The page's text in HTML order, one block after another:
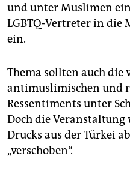
und unter Muslimen
LGBTQ-Vertreter in die
ein.
Thema sollten auch die
antimuslimischen und
Ressentiments unter
Doch die Veranstaltung
Drucks aus der Türkei
„verschoben“.